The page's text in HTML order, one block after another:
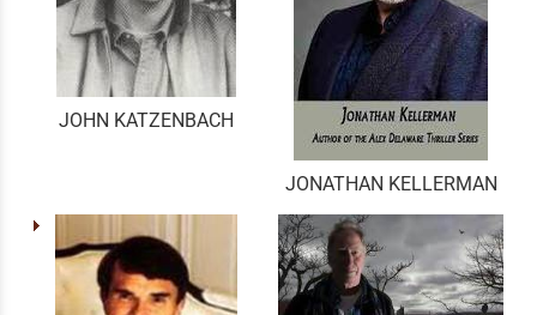
JOHN KATZENBACH
JONATHAN KELLERMAN